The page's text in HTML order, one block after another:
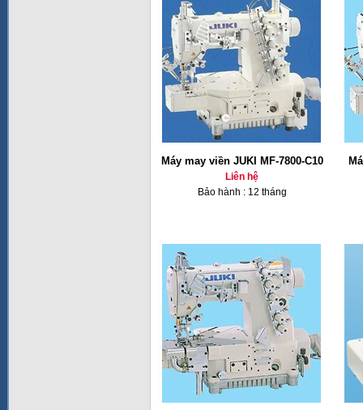
Máy may viền JUKI MF-7800-C10
Liên hệ
Bảo hành : 12 tháng